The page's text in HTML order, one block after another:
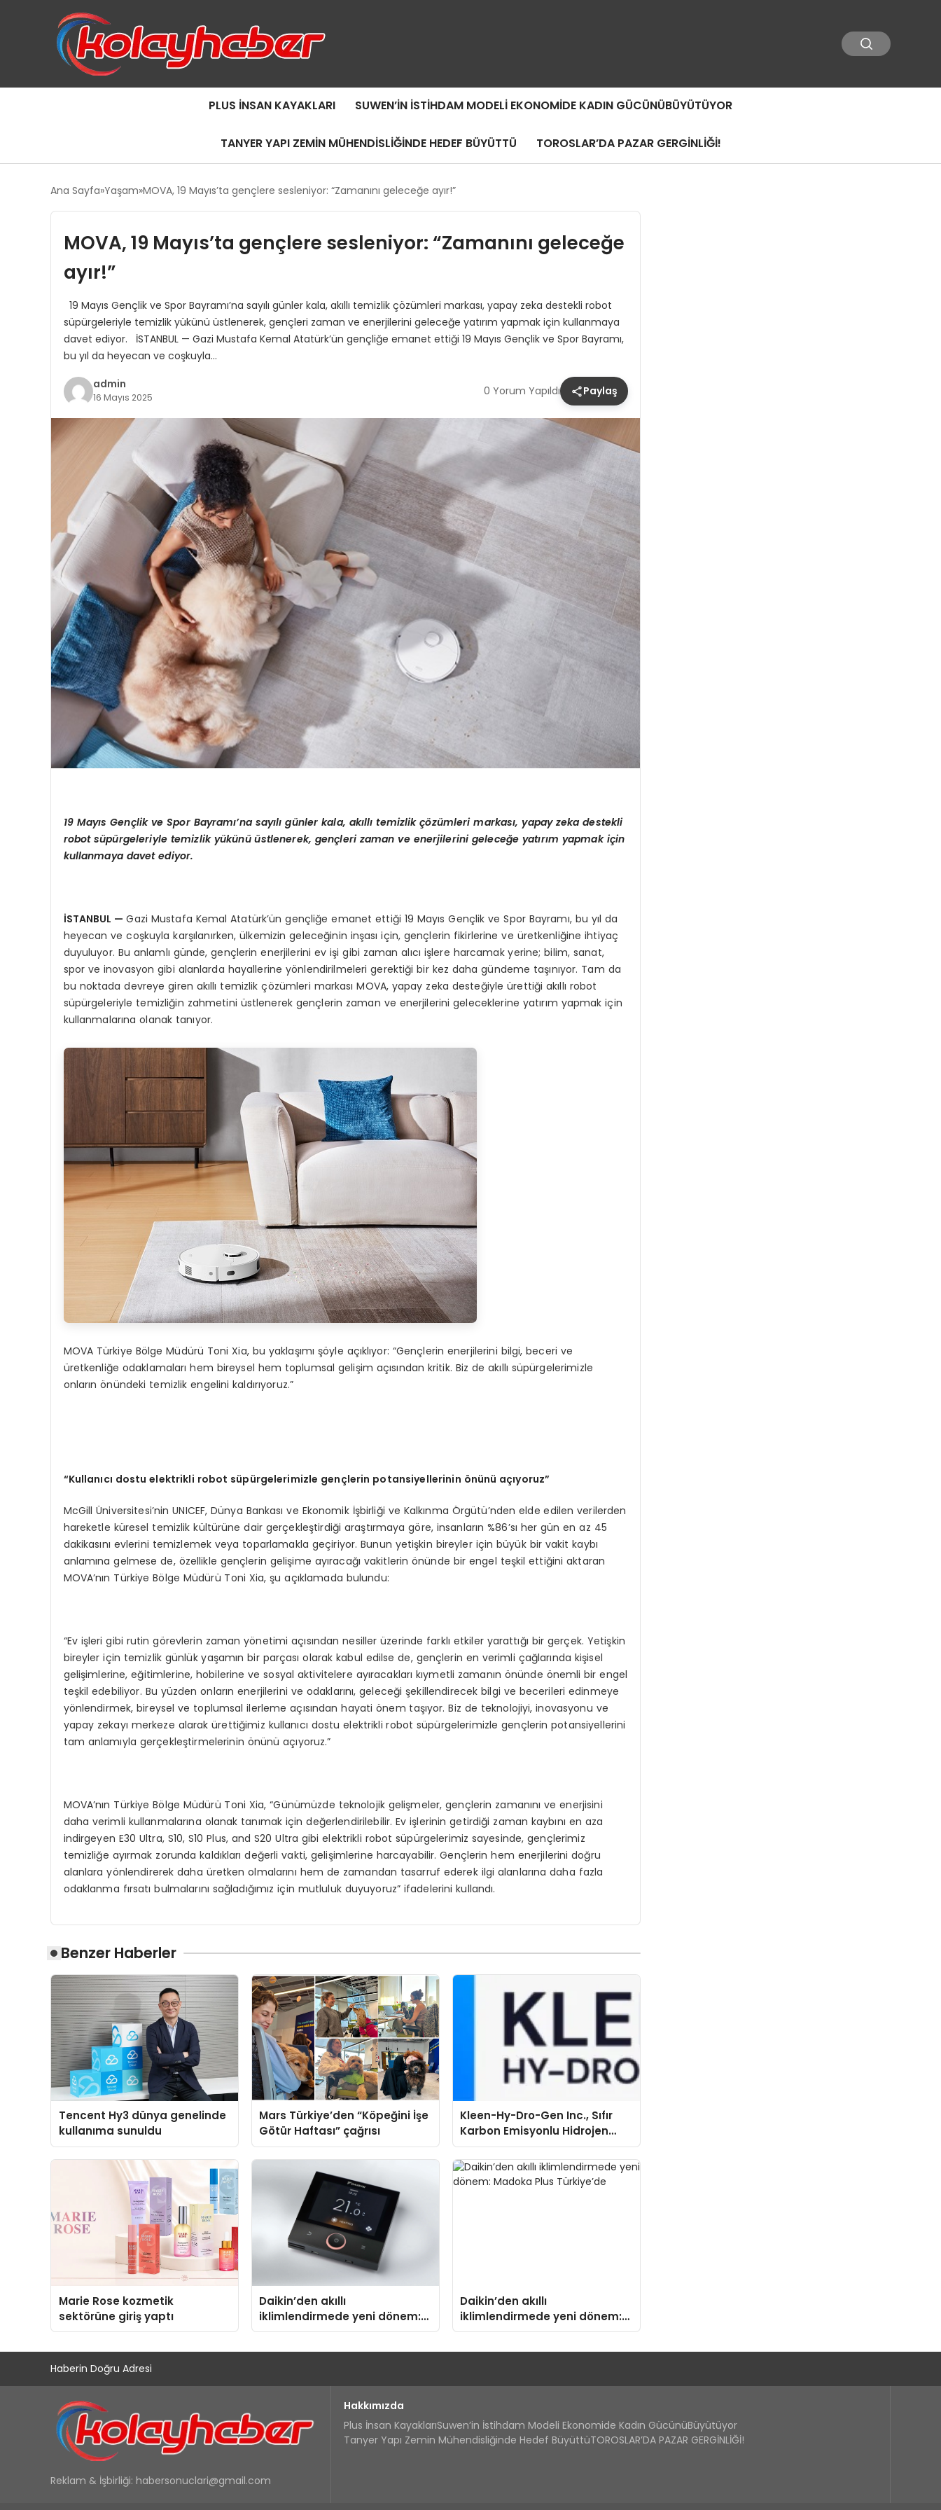
PLUS İNSAN KAYAKLARI SUWEN’IN İSTIHDAM MODELI EKONOMIDE KADIN GÜCÜNÜBÜYÜTÜYOR
TANYER YAPI ZEMIN MÜHENDISLIĞINDE HEDEF BÜYÜTTÜ TOROSLAR’DA PAZAR GERGİNLİĞİ!
Ana Sayfa Yaşam MOVA, 19 Mayıs’ta gençlere sesleniyor: “Zamanını geleceğe ayır!”
MOVA, 19 Mayıs’ta gençlere sesleniyor: “Zamanını geleceğe
ayır!”
19 Mayıs Gençlik ve Spor Bayramı’na sayılı günler kala, akıllı temizlik çözümleri markası, yapay zeka destekli robot
süpürgeleriyle temizlik yükünü üstlenerek, gençleri zaman ve enerjilerini geleceğe yatırım yapmak için kullanmaya
davet ediyor. İSTANBUL — Gazi Mustafa Kemal Atatürk’ün gençliğe emanet ettiği 19 Mayıs Gençlik ve Spor Bayramı,
bu yıl da heyecan ve coşkuyla…
admin
16 Mayıs 2025 0 Yorum Yapıldı Paylaş
19 Mayıs Gençlik ve Spor Bayramı’na sayılıgünler kala, akıllı temizlikçözümleri markası, yapay zeka destekli
robot süpürgeleriyle temizlik yükünü üstlenerek, gençleri zaman ve enerjilerini geleceğe yatırım yapmak için
kullanmaya davet ediyor.
İSTANBUL —Gazi Mustafa Kemal Atatürk’ün gençliğe emanet ettiği 19 Mayıs Gençlik ve Spor Bayramı, bu yıl da
heyecan ve coşkuyla karşılanırken, ülkemizin geleceğinin inşası için, gençlerin fikirlerine ve üretkenliğine ihtiyaç
duyuluyor. Bu anlamlı günde, gençlerin enerjilerini ev işi gibi zaman alıcı işlere harcamak yerine; bilim, sanat,
spor ve inovasyon gibi alanlarda hayallerine yönlendirilmeleri gerektiği bir kez daha gündeme taşınıyor. Tam da
bu noktada devreye giren akıllı temizlik çözümleri markası MOVA, yapay zeka desteğiyle ürettiği akıllı robot
süpürgeleriyle temizliğin zahmetini üstlenerek gençlerin zaman ve enerjilerini geleceklerine yatırım yapmak için
kullanmalarına olanak tanıyor.
MOVA Türkiye Bölge Müdürü Toni Xia, bu yaklaşımı şöyle açıklıyor: “Gençlerin enerjilerini bilgi, beceri ve
üretkenliğe odaklamaları hem bireysel hem toplumsal gelişim açısından kritik. Biz de akıllı süpürgelerimizle
onların önündeki temizlik engelini kaldırıyoruz.”
“Kullanıcı dostu elektrikli robot süpürgelerimizle gençlerin potansiyellerinin önünü açıyoruz”
McGill Üniversitesi’nin UNICEF, Dünya Bankası ve Ekonomik İşbirliği ve Kalkınma Örgütü’nden elde edilen verilerden
hareketle küresel temizlik kültürüne dair gerçekleştirdiği araştırmaya göre, insanların %86’sı her gün en az 45
dakikasını evlerini temizlemek veya toparlamakla geçiriyor. Bunun yetişkin bireyler için büyük bir vakit kaybı
anlamına gelmese de, özellikle gençlerin gelişime ayıracağı vakitlerin önünde bir engel teşkil ettiğini aktaran
MOVA’nın Türkiye Bölge Müdürü Toni Xia, şu açıklamada bulundu:
“Ev işleri gibi rutin görevlerin zaman yönetimi açısından nesiller üzerinde farklı etkiler yarattığı bir gerçek. Yetişkin
bireyler için temizlik günlük yaşamın bir parçası olarak kabul edilse de, gençlerin en verimli çağlarında kişisel
gelişimlerine, eğitimlerine, hobilerine ve sosyal aktivitelere ayıracakları kıymetli zamanın önünde önemli bir engel
teşkil edebiliyor. Bu yüzden onların enerjilerini ve odaklarını, geleceği şekillendirecek bilgi ve becerileri edinmeye
yönlendirmek, bireysel ve toplumsal ilerleme açısından hayati önem taşıyor. Biz de teknolojiyi, inovasyonu ve
yapay zekayı merkeze alarak ürettiğimiz kullanıcı dostu elektrikli robot süpürgelerimizle gençlerin potansiyellerini
tam anlamıyla gerçekleştirmelerinin önünü açıyoruz.”
MOVA’nın Türkiye Bölge Müdürü Toni Xia, “Günümüzde teknolojik gelişmeler, gençlerin zamanını ve enerjisini
daha verimli kullanmalarına olanak tanımak için değerlendirilebilir. Ev işlerinin getirdiği zaman kaybını en aza
indirgeyen E30 Ultra, S10, S10 Plus, and S20 Ultra gibi elektrikli robot süpürgelerimiz sayesinde, gençlerimiz
temizliğe ayırmak zorunda kaldıkları değerli vakti, gelişimlerine harcayabilir. Gençlerin hem enerjilerini doğru
alanlara yönlendirerek daha üretken olmalarını hem de zamandan tasarruf ederek ilgi alanlarına daha fazla
odaklanma fırsatı bulmalarını sağladığımız için mutluluk duyuyoruz” ifadelerini kullandı.
Benzer Haberler
Tencent Hy3 dünya genelinde
kullanıma sunuldu
Mars Türkiye’den “Köpeğini İşe
Götür Haftası” çağrısı
Kleen-Hy-Dro-Gen Inc., Sıfır
Karbon Emisyonlu Hidrojen
Isıtma Teknolojisinde ISO ve
TSSA Düzenleyici Onaylarını
Aldı
Marie Rose kozmetik
sektörüne giriş yaptı
Daikin’den akıllı
iklimlendirmede yeni dönem:
Madoka Plus Türkiye’de
Daikin’den akıllı
iklimlendirmede yeni dönem:
Madoka Plus Türkiye’de
Haberin Doğru Adresi
Reklam & İşbirliği: habersonuclari@gmail.com
Hakkımızda
Plus İnsan KayaklarıSuwen’in İstihdam Modeli Ekonomide Kadın GücünüBüyütüyor
Tanyer Yapı Zemin Mühendisliğinde Hedef BüyüttüTOROSLAR’DA PAZAR GERGİNLİĞİ!